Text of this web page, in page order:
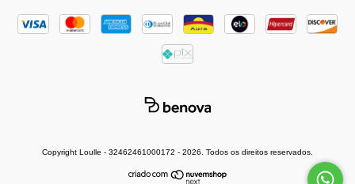
Copyright Loulle - 32462461000172 - 2026. Todos os direitos reservados.